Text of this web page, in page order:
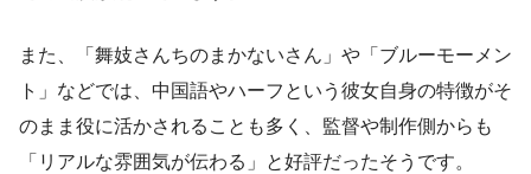
また、「舞妓さんちのまかないさん」や「ブルーモーメン
ト」などでは、中国語やハーフという彼女自身の特徴がそ
のまま役に活かされることも多く、監督や制作側からも
「リアルな雰囲気が伝わる」と好評だったそうです。